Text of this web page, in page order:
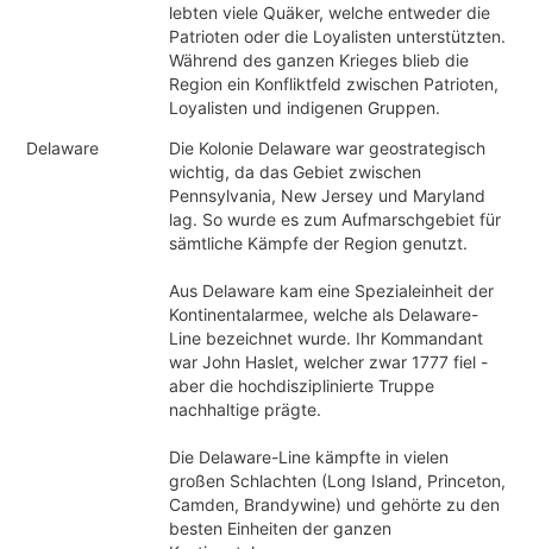
lebten viele Quäker, welche entweder die
Patrioten oder die Loyalisten unterstützten.
Während des ganzen Krieges blieb die
Region ein Konfliktfeld zwischen Patrioten,
Loyalisten und indigenen Gruppen.
Delaware
Die Kolonie Delaware war geostrategisch
wichtig, da das Gebiet zwischen
Pennsylvania, New Jersey und Maryland
lag. So wurde es zum Aufmarschgebiet für
sämtliche Kämpfe der Region genutzt.
Aus Delaware kam eine Spezialeinheit der
Kontinentalarmee, welche als Delaware-
Line bezeichnet wurde. Ihr Kommandant
war John Haslet, welcher zwar 1777 fiel -
aber die hochdisziplinierte Truppe
nachhaltige prägte.
Die Delaware-Line kämpfte in vielen
großen Schlachten (Long Island, Princeton,
Camden, Brandywine) und gehörte zu den
besten Einheiten der ganzen